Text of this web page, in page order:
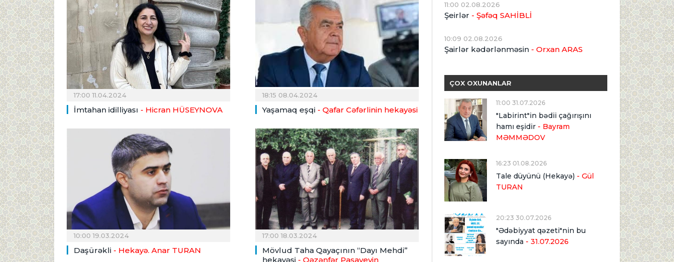
17:00 11.04.2024
İmtahan idilliyası - Hicran HÜSEYNOVA
18:15 08.04.2024
Yaşamaq eşqi - Qafar Cəfərlinin hekayəsi
10:00 19.03.2024
Daşürəkli - Hekayə. Anar TURAN
17:00 18.03.2024
Mövlud Taha Qayaçının “Dayı Mehdi”
hekayəsi - Qəzənfər Paşayevin
11:00 02.08.2026
Şeirlər - Şəfəq SAHİBLİ
10:09 02.08.2026
Şairlər kədərlənməsin - Orxan ARAS
ÇOX OXUNANLAR
11:00 31.07.2026
"Labirint"in bədii çağırışını
hamı eşidir - Bayram
MƏMMƏDOV
16:23 01.08.2026
Tale düyünü (Hekayə) - Gül
TURAN
20:23 30.07.2026
"Ədəbiyyat qəzeti"nin bu
sayında - 31.07.2026